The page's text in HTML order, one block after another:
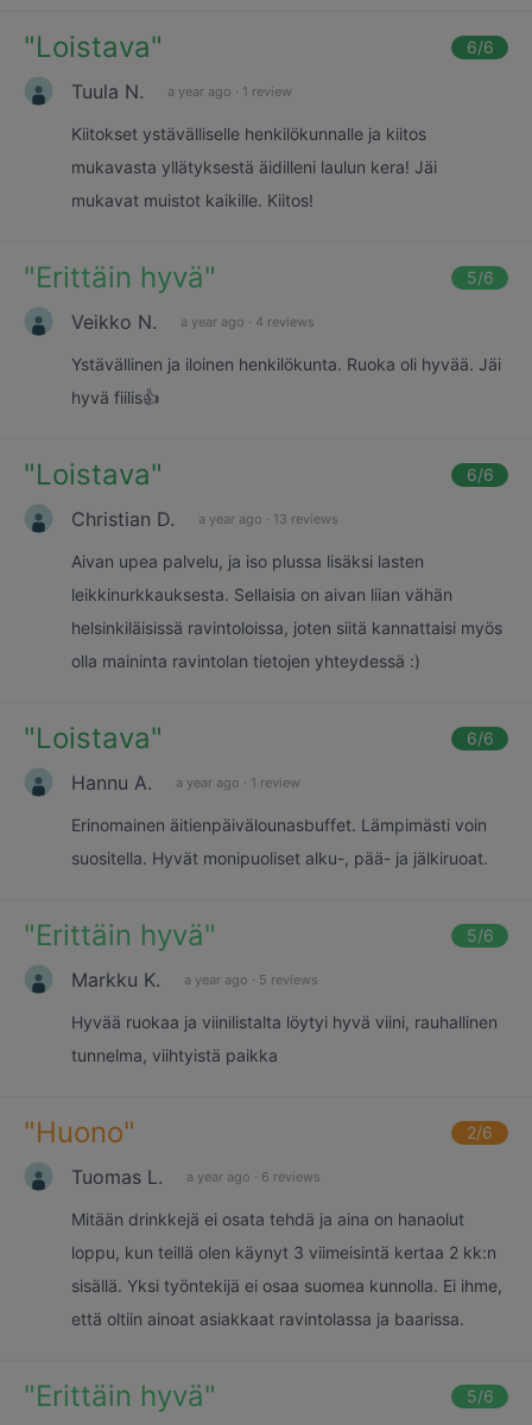
"Loistava" 6/6
Tuula N. a year ago · 1 review
Kiitokset ystävälliselle henkilökunnalle ja kiitos
mukavasta yllätyksestä äidilleni laulun kera! Jäi
mukavat muistot kaikille. Kiitos!
"Erittäin hyvä" 5/6
Veikko N. a year ago · 4 reviews
Ystävällinen ja iloinen henkilökunta. Ruoka oli hyvää. Jäi
hyvä fiilis👍
"Loistava" 6/6
Christian D. a year ago · 13 reviews
Aivan upea palvelu, ja iso plussa lisäksi lasten
leikkinurkkauksesta. Sellaisia on aivan liian vähän
helsinkiläisissä ravintoloissa, joten siitä kannattaisi myös
olla maininta ravintolan tietojen yhteydessä :)
"Loistava" 6/6
Hannu A. a year ago · 1 review
Erinomainen äitienpäivälounasbuffet. Lämpimästi voin
suositella. Hyvät monipuoliset alku-, pää- ja jälkiruoat.
"Erittäin hyvä" 5/6
Markku K. a year ago · 5 reviews
Hyvää ruokaa ja viinilistalta löytyi hyvä viini, rauhallinen
tunnelma, viihtyistä paikka
"Huono" 2/6
Tuomas L. a year ago · 6 reviews
Mitään drinkkejä ei osata tehdä ja aina on hanaolut
loppu, kun teillä olen käynyt 3 viimeisintä kertaa 2 kk:n
sisällä. Yksi työntekijä ei osaa suomea kunnolla. Ei ihme,
että oltiin ainoat asiakkaat ravintolassa ja baarissa.
"Erittäin hyvä" 5/6